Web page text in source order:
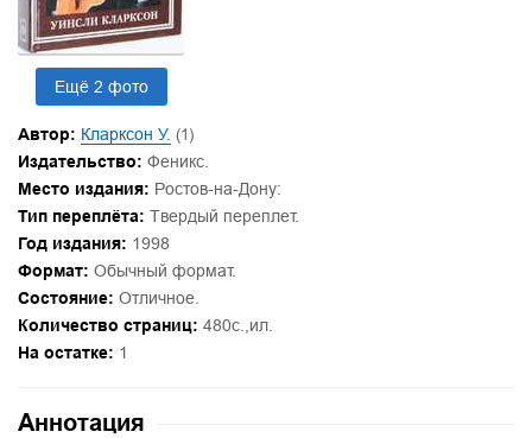
Ещё 2 фото
Автор: Кларксон У. (1)
Издательство: Феникс.
Место издания: Ростов-на-Дону:
Тип переплёта: Твердый переплет.
Год издания: 1998
Формат: Обычный формат.
Состояние: Отличное.
Количество страниц: 480с.,ил.
На остатке: 1
Аннотация